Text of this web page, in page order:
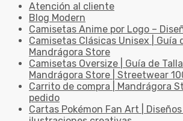
Atención al cliente
Blog Modern
Camisetas Anime por Logo –
Camisetas Clásicas Unisex | Guía
Mandrágora Store
Camisetas Oversize | Guía de
Mandrágora Store | Streetwear
Carrito de compra | Mandrágora
pedido
Cartas Pokémon Fan Art |